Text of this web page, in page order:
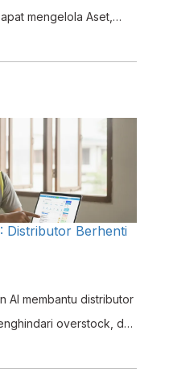
mengelola Aset,
anda.
Distributor Berhenti
AI membantu distributor
overstock, dan
data otomatis.